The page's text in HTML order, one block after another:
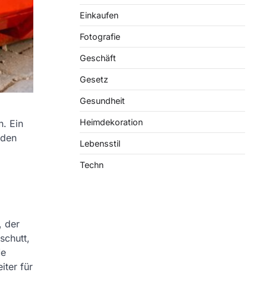
Ein
der
für
Einkaufen
Fotografie
Geschäft
Gesetz
Gesundheit
Heimdekoration
Lebensstil
Techn